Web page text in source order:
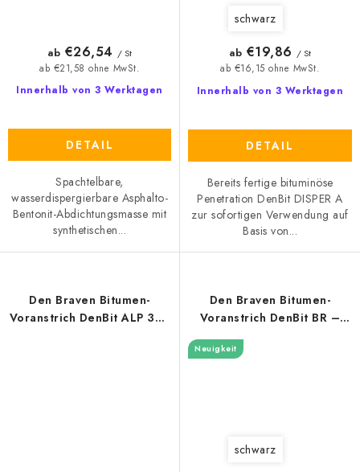
Innerhalb von 3 Werktagen
ab €21,58 ohne MwSt.
ab €26,54 / St
DETAIL
Spachtelbare,
wasserdispergierbare Asphalto-
Bentonit-Abdichtungsmasse mit
synthetischen...
schwarz
Innerhalb von 3 Werktagen
ab €16,15 ohne MwSt.
ab €19,86 / St
DETAIL
Bereits fertige bituminöse
Penetration DenBit DISPER A
zur sofortigen Verwendung auf
Basis von...
Den Braven Bitumen-
Voranstrich DenBit ALP 300
Den Braven Bitumen-
Voranstrich DenBit BR –
Neuigkeit
schwarz